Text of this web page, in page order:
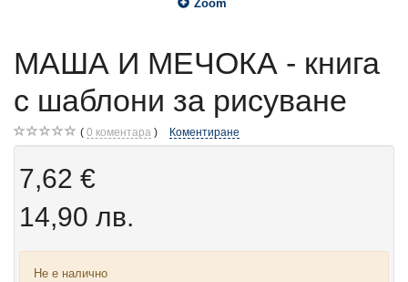
Zoom
МАША И МЕЧОКА - книга
с шаблони за рисуване
0 коментара Коментиране
7,62 €
14,90 лв.
Не е налично